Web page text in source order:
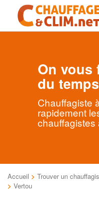
On vous
du
Chauffagiste
rapidement
chauffagistes
Accueil > Trouver un
> Vertou